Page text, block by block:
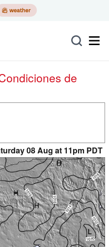
08 Aug at 11pm PDT